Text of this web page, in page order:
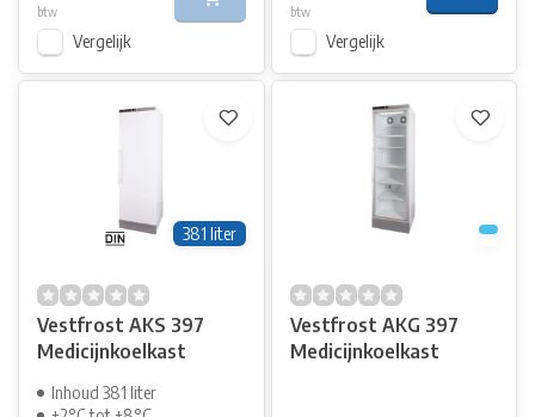
btw
Vergelijk
btw
Vergelijk
381 liter
Vestfrost AKS 397
Medicijnkoelkast
Inhoud 381 liter
Vestfrost AKG 397
Medicijnkoelkast